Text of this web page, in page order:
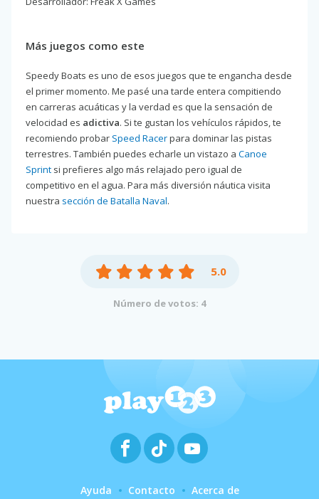
Más juegos como este
Speedy Boats es uno de esos juegos que te engancha desde
el primer momento. Me pasé una tarde entera compitiendo
en carreras acuáticas y la verdad es que la sensación de
velocidad es adictiva. Si te gustan los vehículos rápidos, te
recomiendo probar Speed Racerpara dominar las pistas
terrestres. También puedes echarle un vistazo a Canoe
Sprint si prefieres algo más relajado pero igual de
competitivo en el agua. Para más diversión náutica visita
nuestra sección de Batalla Naval.
5.0
Número de votos: 4
Ayuda Contacto Acerca de